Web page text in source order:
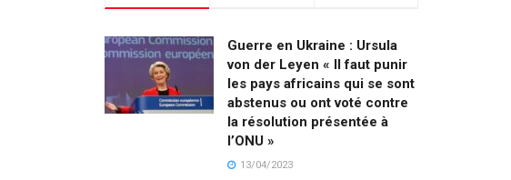
Guerre en Ukraine : Ursula
von der Leyen « Il faut punir
les pays africains qui se sont
abstenus ou ont voté contre
la résolution présentée à
l’ONU »
13/04/2023